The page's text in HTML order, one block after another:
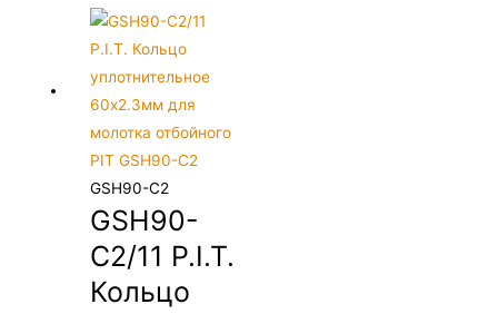
GSH90-C2
GSH90-
C2/11 P.I.T.
Кольцо